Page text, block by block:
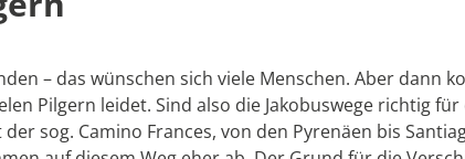
– das wünschen sich viele Menschen. Aber dann
Pilgern leidet. Sind also die Jakobuswege richtig
sog. Camino Frances, von den Pyrenäen bis